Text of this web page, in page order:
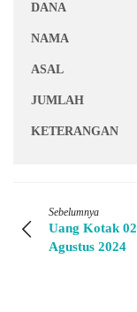
DANA
NAMA
ASAL
JUMLAH
KETERANGAN
Sebelumnya
Uang Kotak 02
Agustus 2024